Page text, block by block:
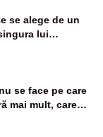
se alege de un
lui
se face pe care
mai mult, care